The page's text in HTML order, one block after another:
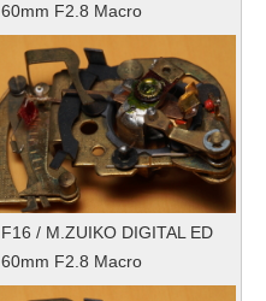
60mm F2.8 Macro
F16 / M.ZUIKO DIGITAL ED
60mm F2.8 Macro